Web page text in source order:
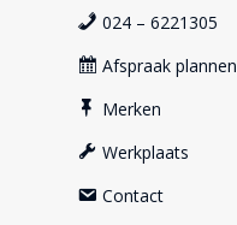
024 – 6221305
Afspraak plannen
Merken
Werkplaats
Contact